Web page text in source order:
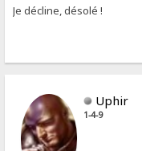
Je décline, désolé !
Uphir
1-4-9